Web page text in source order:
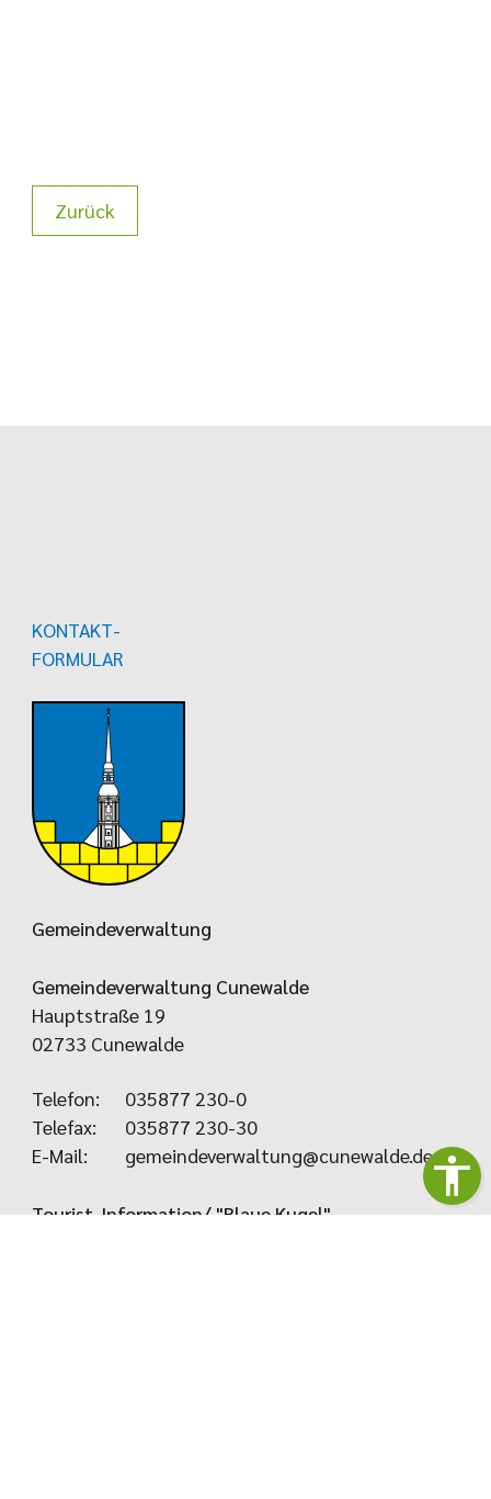
Zurück
KONTAKT-
FORMULAR
Gemeindeverwaltung
Gemeindeverwaltung Cunewalde
Hauptstraße 19
02733 Cunewalde
Telefon:
035877 230-0
Telefax:
035877 230-30
E-Mail:
gemeindeverwaltung@cunewalde.de
Tourist-Information/ "Blaue Kugel"